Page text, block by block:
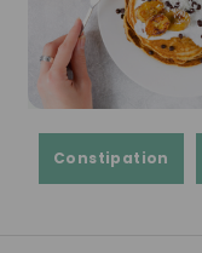
Constipation